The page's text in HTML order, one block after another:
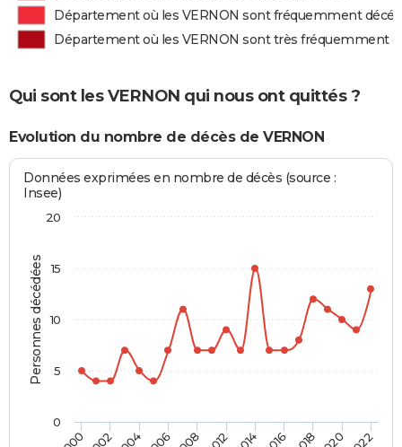
Département où les VERNON sont fréquemment
Département où les VERNON sont très fréquemment
Qui sont les VERNON qui nous ont quittés ?
Evolution du nombre de décès de VERNON
Personnes décédées
Données exprimées en nombre de décès (source :
Insee)
5
10
15
0
20